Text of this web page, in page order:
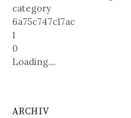
category
6a75c747c17ac
1
0
Loading....
ARCHIV